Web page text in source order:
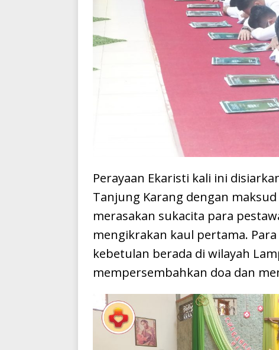
Perayaan Ekaristi kali ini
Tanjung Karang dengan
merasakan sukacita para
mengikrakan kaul pertama.
kebetulan berada di wilayah
mempersembahkan doa dan